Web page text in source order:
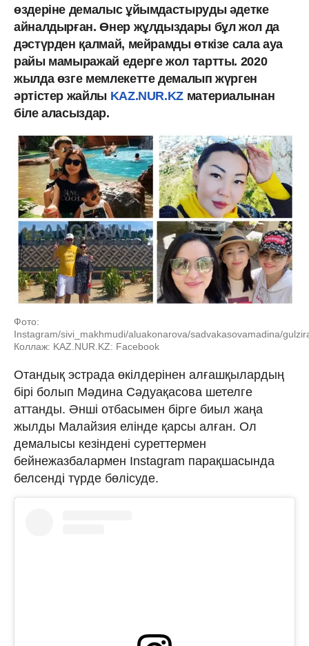
өздеріне демалыс ұйымдастыруды әдетке
айналдырған. Өнер жұлдыздары бұл жол да
дәстүрден қалмай, мейрамды өткізе сала ауа
райы мамыражай едерге жол тартты. 2020
жылда өзге мемлекетте демалып жүрген
әртістер жайлы KAZ.NUR.KZ материалынан
біле аласыздар.
Фото:
Instagram/sivi_makhmudi/aluakonarova/sadvakasovamadina/
Коллаж: KAZ.NUR.KZ: Facebook
Отандық эстрада өкілдерінен алғашқылардың
бірі болып Мәдина Сәдуақасова шетелге
аттанды. Әнші отбасымен бірге биыл жаңа
жылды Малайзия елінде қарсы алған. Ол
демалысы кезіндені суреттермен
бейнежазбалармен Instagram парақшасында
белсенді түрде бөлісуде.